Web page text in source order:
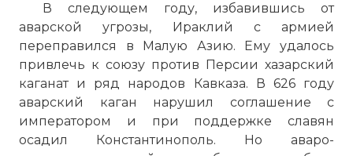
В следующем году, избавившись от
аварской угрозы, Ираклий с армией
переправился в Малую Азию. Ему удалось
привлечь к союзу против Персии хазарский
каганат и ряд народов Кавказа. В 626 году
аварский каган нарушил соглашение с
императором и при поддержке славян
осадил Константинополь. Но аваро-